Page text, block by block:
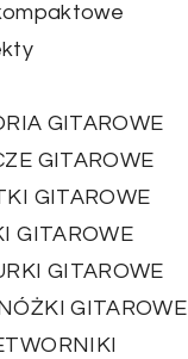
GITAROWE
GITAROWE
GITAROWE
GITAROWE
GITAROWE
GITAROWE